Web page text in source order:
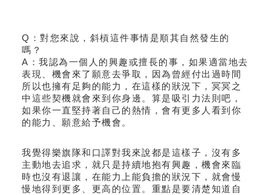
Q：對您來說，斜槓這件事情是順其自然發生的
嗎？
A：我認為一個人的興趣或擅長的事，如果適當地去
表現、機會來了願意去爭取，因為曾經付出過時間
所以也擁有足夠的能力，在這樣的狀況下，冥冥之
中這些契機就會來到你身邊。算是吸引力法則吧，
如果你一直堅持著自己的熱情，會有更多人看到你
的能力、願意給予機會。
我覺得樂旗隊和口譯對我來說都是這樣子，沒有多
主動地去追求，就只是持續地抱有興趣，機會來臨
時也沒有退讓，在能力上能負擔的狀況下，就會慢
慢地得到更多、更高的位置。 重點是要清楚知道自